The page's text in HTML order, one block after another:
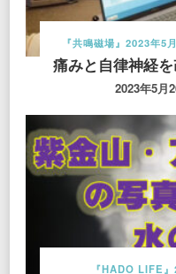
『共鳴磁場』2023年5
痛みと自律神経
2023年5月
『HADO LIFE